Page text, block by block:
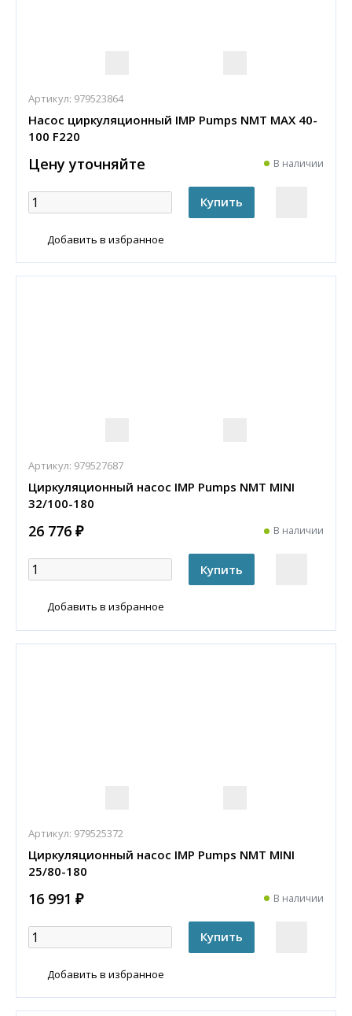
Артикул: 979523864
Насос циркуляционный IMP Pumps NMT MAX 40-
100 F220
Цену уточняйте В наличии
Добавить в избранное
Артикул: 979527687
Циркуляционный насос IMP Pumps NMT MINI
32/100-180
26 776 ₽ В наличии
Добавить в избранное
Артикул: 979525372
Циркуляционный насос IMP Pumps NMT MINI
25/80-180
16 991 ₽ В наличии
Добавить в избранное